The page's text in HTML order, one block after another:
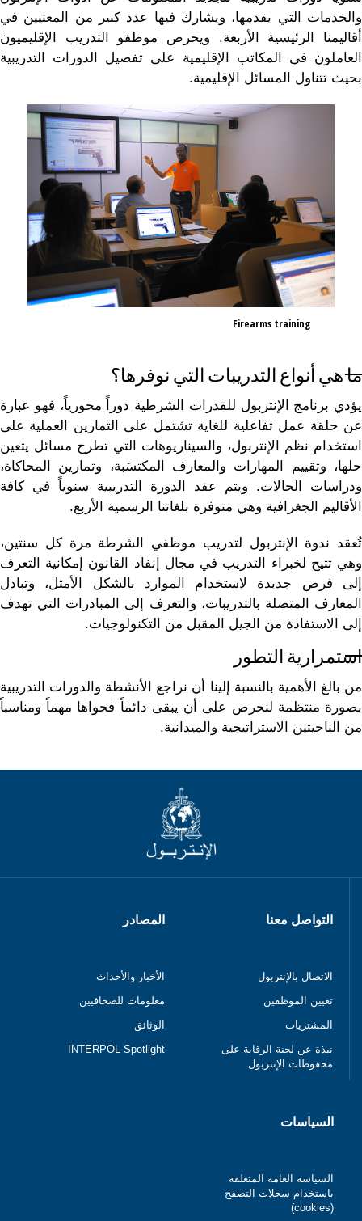
والخدمات التي يقدمها، ويشارك فيها عدد كبير من المعنيين في
أقاليمنا الرئيسية الأربعة. ويحرص موظفو التدريب الإقليميون
العاملون في المكاتب الإقليمية على تفصيل الدورات التدريبية
بحيث تتناول المسائل الإقليمية.
Firearms training
ما هي أنواع التدريبات التي نوفرها؟
يؤدي برنامج الإنتربول للقدرات الشرطية دوراً محورياً، فهو عبارة
عن حلقة عمل تفاعلية للغاية تشتمل على التمارين العملية على
استخدام نظم الإنتربول، والسيناريوهات التي تطرح مسائل يتعين
حلها، وتقييم المهارات والمعارف المكتسَبة، وتمارين المحاكاة،
ودراسات الحالات. ويتم عقد الدورة التدريبية سنوياً في كافة
الأقاليم الجغرافية وهي متوفرة بلغاتنا الرسمية الأربع.
تُعقد ندوة الإنتربول لتدريب موظفي الشرطة مرة كل سنتين،
وهي تتيح لخبراء التدريب في مجال إنفاذ القانون إمكانية التعرف
إلى فرص جديدة لاستخدام الموارد بالشكل الأمثل، وتبادل
المعارف المتصلة بالتدريبات، والتعرف إلى المبادرات التي تهدف
إلى الاستفادة من الجيل المقبل من التكنولوجيات.
استمرارية التطور
من بالغ الأهمية بالنسبة إلينا أن نراجع الأنشطة والدورات التدريبية
بصورة منتظمة لنحرص على أن يبقى دائماً فحواها مهماً ومناسباً
من الناحيتين الاستراتيجية والميدانية.
التواصل معنا
الاتصال بالإنتربول
تعيين الموظفين
المشتريات
نبذة عن لجنة الرقابة على
محفوظات الإنتربول
المصادر
الأخبار والأحداث
معلومات للصحافيين
الوثائق
INTERPOL Spotlight
السياسات
السياسة العامة المتعلقة
باستخدام سجلات التصفح
(cookies)